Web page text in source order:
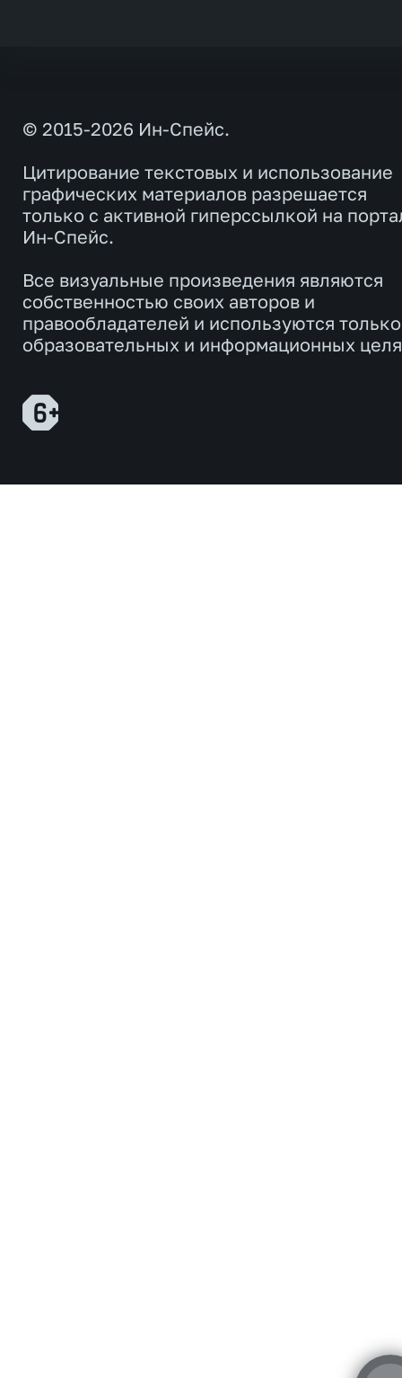
© 2015-2026 Ин-Спейс.
Цитирование текстовых и использование
графических материалов разрешается
только с активной гиперссылкой на
Ин-Спейс.
Все визуальные произведения являются
собственностью своих авторов и
правообладателей и используются
образовательных и информационных